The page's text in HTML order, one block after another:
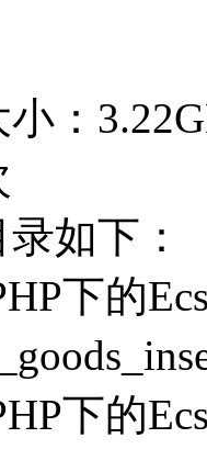
小：
如下：
下的
下的